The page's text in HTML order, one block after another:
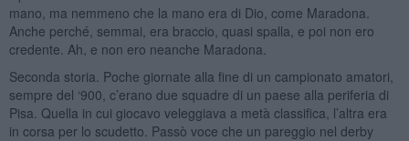
mano, ma nemmeno che la mano era di Dio, come Maradona.
Anche perché, semmai, era braccio, quasi spalla, e poi non ero
credente. Ah, e non ero neanche Maradona.
Seconda storia. Poche giornate alla fine di un campionato amatori,
sempre del ‘900, c’erano due squadre di un paese alla periferia di
Pisa. Quella in cui giocavo veleggiava a metà classifica, l’altra era
in corsa per lo scudetto. Passò voce che un pareggio nel derby